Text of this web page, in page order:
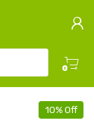
0
10% Off